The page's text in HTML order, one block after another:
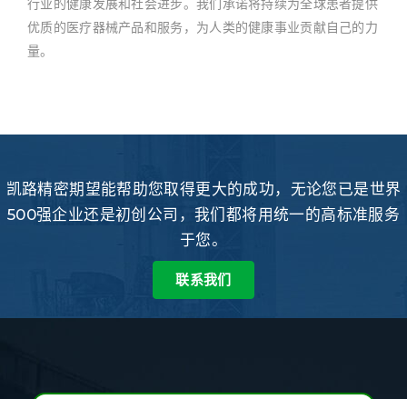
优质的医疗器械产品和服务，为人类的健康事业贡献自己的力
量。
凯路精密期望能帮助您取得更大的成功，无论您已是世界
500强企业还是初创公司，我们都将用统一的高标准服务
于您。
联系我们